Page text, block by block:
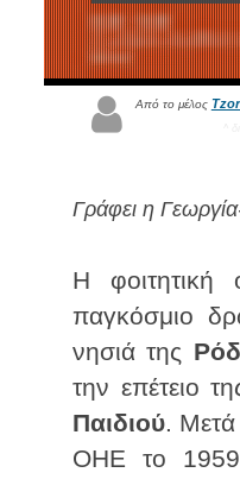
Από το μέλος
Γράφει η
Η
παγκόσμιο
νησιά της
την επέτειο
Παιδιού. Μετά
ΟΗΕ το